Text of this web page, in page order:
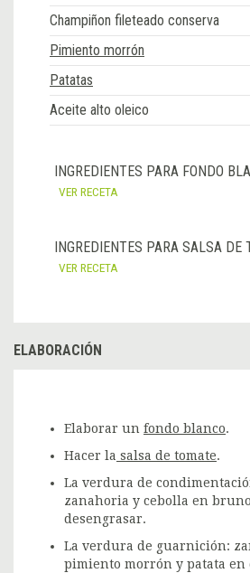
Champiñon fileteado conserva
Pimiento morrón
Patatas
Aceite alto oleico
INGREDIENTES PARA FONDO
VER RECETA
INGREDIENTES PARA SALSA DE
VER RECETA
ELABORACIÓN
Elaborar un fondo blanco.
Hacer la salsa de tomate.
La verdura de
zanahoria y cebolla en
desengrasar.
La verdura de guarnición: z
pimiento morrón y patata en